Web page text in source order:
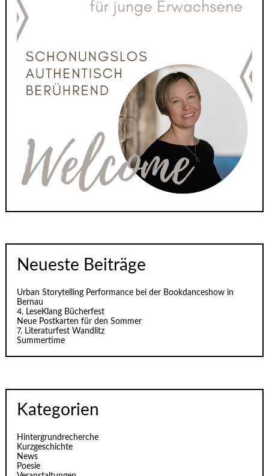
Neueste Beiträge
Urban Storytelling Performance bei der Bookdanceshow in
Bernau
4. LeseKlang Bücherfest
Neue Postkarten für den Sommer
7. Literaturfest Wandlitz
Summertime
Kategorien
Hintergrundrecherche
Kurzgeschichte
News
Poesie